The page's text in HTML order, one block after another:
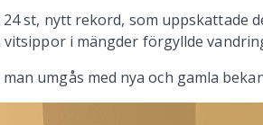
st, nytt rekord, som uppskattade
i mängder förgyllde
umgås med nya och gamla